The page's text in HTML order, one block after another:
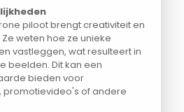
piloot brengt creativiteit en
weten hoe ze unieke
vastleggen, wat resulteert in
beelden. Dit kan een
bieden voor
of andere